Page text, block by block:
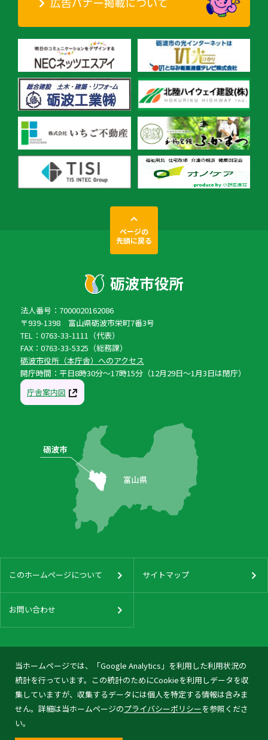
当ホームページでは、「Google Analytics」を利用した利用状況の
統計を行っています。この統計のためにCookieを利用しデータを収
集していますが、収集するデータには個人を特定する情報は含みま
せん。詳細は当ホームページのプライバシーポリシーを参照くださ
い。
ページの
先頭に戻る
法人番号：7000020162086
〒939-1398 富山県砺波市栄町7番3号
TEL：0763-33-1111（代表）
FAX：0763-33-5325（総務課）
砺波市役所（本庁舎）へのアクセス
開庁時間：平日8時30分〜17時15分（12月29日〜1月3日は閉庁）
庁舎案内図
このホームページについて サイトマップ
お問い合わせ